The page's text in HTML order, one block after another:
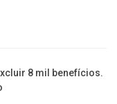
8 mil benefícios.